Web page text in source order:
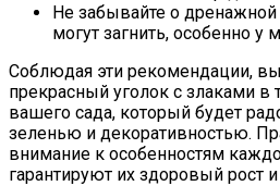
Не забывайте о
могут загнить, особенно у
Соблюдая эти рекомендации,
прекрасный уголок с злаками в
вашего сада, который будет
зеленью и декоративностью.
внимание к особенностям
гарантируют их здоровый рост